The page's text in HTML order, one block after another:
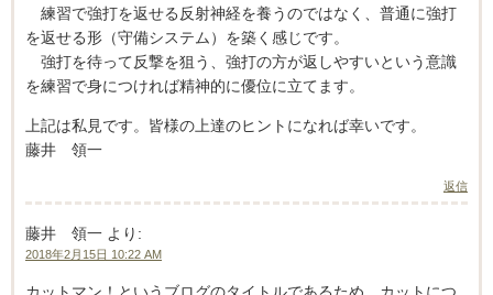
練習で強打を返せる反射神経を養うのではなく、普通に強打
を返せる形（守備システム）を築く感じです。
強打を待って反撃を狙う、強打の方が返しやすいという意識
を練習で身につければ精神的に優位に立てます。
上記は私見です。皆様の上達のヒントになれば幸いです。
藤井 領一
返信
藤井 領一 より:
2018年2月15日 10:22 AM